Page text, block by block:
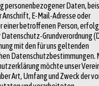
eigenverantwortlich verfasst.
Positionen spiegeln daher
des Projektteams, des
oder des Tönissteiner Kreises
personenbezogener Daten,
Anschrift, E-Mail-Adresse oder
einer betroffenen Person,
Grundverordnung
mit den für uns geltenden
Datenschutzbestimmungen.
möchte unser
Art, Umfang und Zweck der